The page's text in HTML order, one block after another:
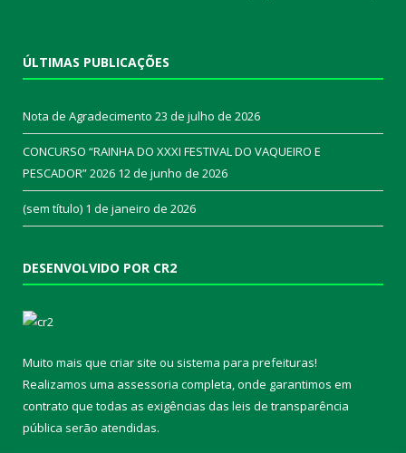
ÚLTIMAS PUBLICAÇÕES
Nota de Agradecimento 23 de julho de 2026
CONCURSO “RAINHA DO XXXI FESTIVAL DO VAQUEIRO E
PESCADOR” 2026 12 de junho de 2026
(sem título) 1 de janeiro de 2026
DESENVOLVIDO POR CR2
Muito mais que criar site ou sistema para prefeituras!
Realizamos uma assessoria completa, onde garantimos em
contrato que todas as exigências das leis de transparência
pública serão atendidas.